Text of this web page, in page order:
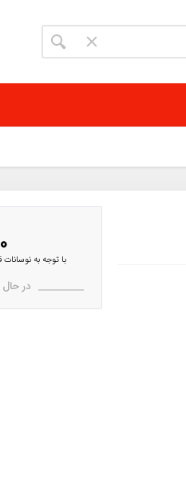
با توجه به
در